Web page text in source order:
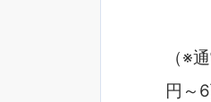
（※
円～6